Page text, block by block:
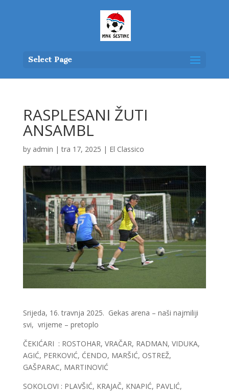
Select Page
RASPLESANI ŽUTI
ANSAMBL
by admin |tra 17, 2025 | El Classico
Srijeda, 16. travnja 2025. Gekas arena – naši najmiliji
svi, vrijeme – pretoplo
ČEKIĆARI : ROSTOHAR, VRAČAR, RADMAN, VIDUKA,
AGIĆ, PERKOVIĆ, ĆENDO, MARŠIĆ, OSTREŽ,
GAŠPARAC, MARTINOVIĆ
SOKOLOVI : PLAVŠIĆ, KRAJAČ, KNAPIĆ, PAVLIĆ,